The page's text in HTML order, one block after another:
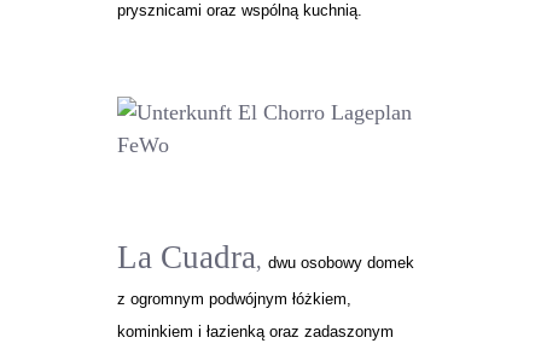
prysznicami oraz wspólną kuchnią.
La Cuadra,dwu osobowy domek
z ogromnym podwójnym łóżkiem,
kominkiem i łazienką oraz zadaszonym